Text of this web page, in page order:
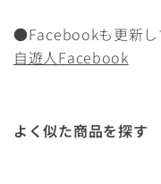
●Facebookも更新し
自遊人Facebook
よく似た商品を探す